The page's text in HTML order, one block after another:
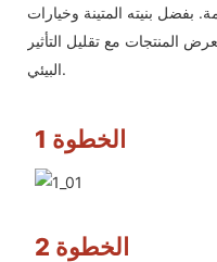
بفضل بنيته المتينة وخيارات
المنتجات مع تقليل التأثير
البيئي.
الخطوة 1
الخطوة 2